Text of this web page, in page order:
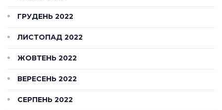
ГРУДЕНЬ 2022
ЛИСТОПАД 2022
ЖОВТЕНЬ 2022
ВЕРЕСЕНЬ 2022
СЕРПЕНЬ 2022